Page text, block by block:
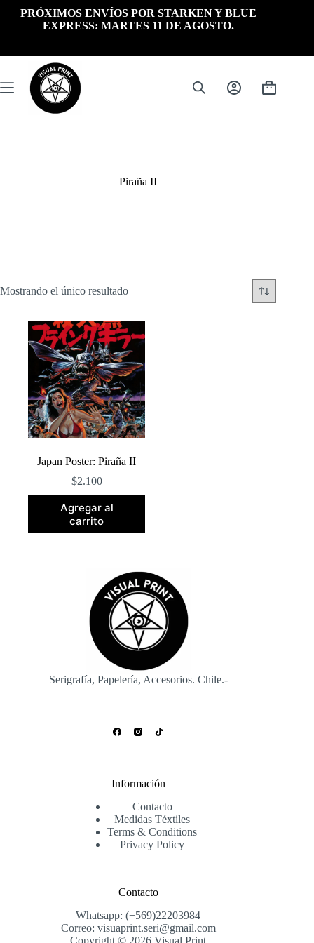
PRÓXIMOS ENVÍOS POR STARKEN Y BLUE
EXPRESS: MARTES 11 DE AGOSTO.
Carrito
Piraña II
Mostrando el único resultado
Japan Poster: Piraña II
$2.100
Agregar al
carrito
Serigrafía, Papelería, Accesorios. Chile.-
Información
Contacto
Medidas Téxtiles
Terms & Conditions
Privacy Policy
Contacto
Whatsapp: (+569)22203984
Correo: visuaprint.seri@gmail.com
Copyright © 2026 Visual Print